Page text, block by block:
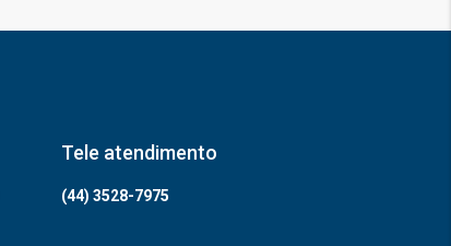
Tele atendimento
(44) 3528-7975